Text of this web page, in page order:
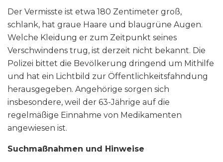
Der Vermisste ist etwa 180 Zentimeter groß,
schlank, hat graue Haare und blaugrüne Augen.
Welche Kleidung er zum Zeitpunkt seines
Verschwindens trug, ist derzeit nicht bekannt. Die
Polizei bittet die Bevölkerung dringend um Mithilfe
und hat ein Lichtbild zur Öffentlichkeitsfahndung
herausgegeben. Angehörige sorgen sich
insbesondere, weil der 63-Jährige auf die
regelmäßige Einnahme von Medikamenten
angewiesen ist.
Suchmaßnahmen und Hinweise